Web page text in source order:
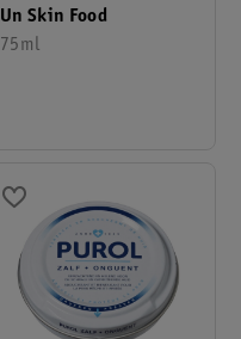
Un Skin Food
75ml